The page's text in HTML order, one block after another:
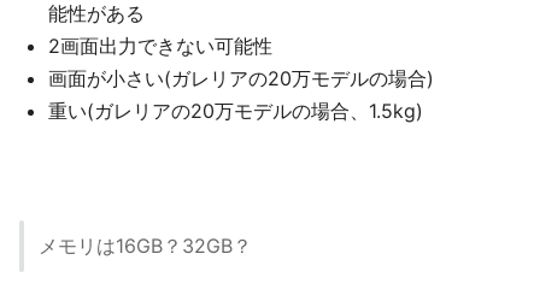
能性がある
2画面出力できない可能性
画面が小さい(ガレリアの20万モデルの場合)
重い(ガレリアの20万モデルの場合、1.5kg)
メモリは16GB？32GB？